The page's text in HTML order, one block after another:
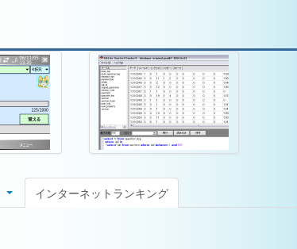
インターネットランキング